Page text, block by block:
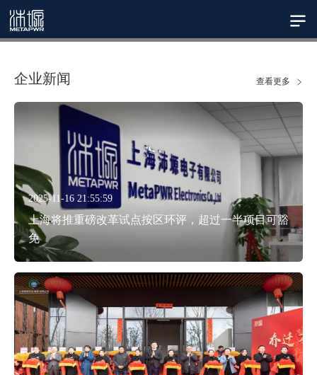
企业新闻 查看更多
2025-11-16 21:55:59
上海将推重磅改革试点按区环评，超过一半项目可豁
免